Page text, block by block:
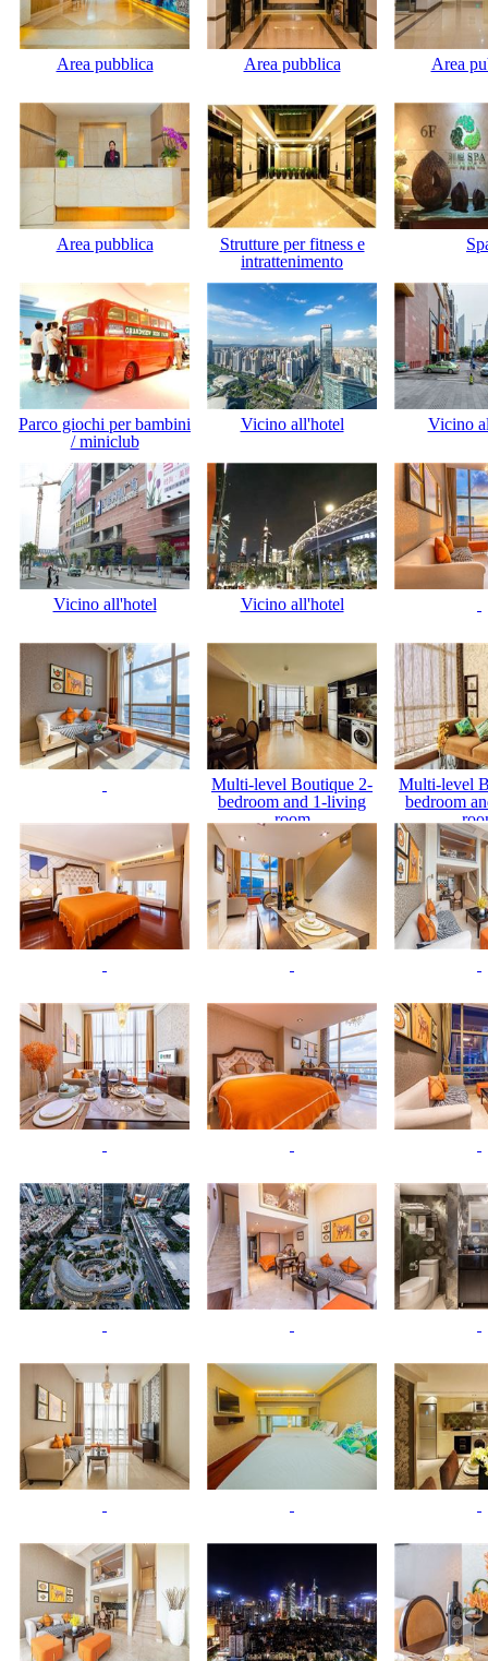
Area pubblica Area pubblica Area
Area pubblica
Strutture per fitness e
intrattenimento
Parco giochi per bambini
/ miniclub
Vicino all'hotel Vicino
Vicino all'hotel Vicino all'hotel
Multi-level Boutique 2-
bedroom and 1-living
room
Multi-level
bedroom